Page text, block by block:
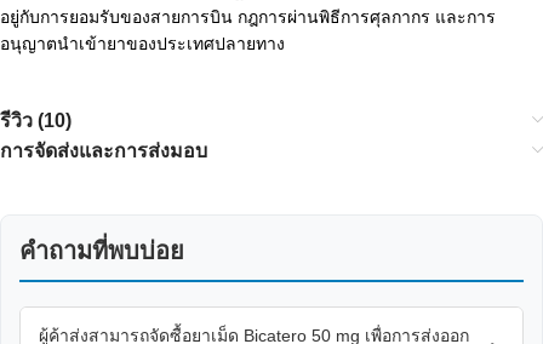
อยู่กับการยอมรับของสายการบิน กฎการผ่านพิธีการศุลกากร และการ
อนุญาตนำเข้ายาของประเทศปลายทาง
รีวิว (10)
การจัดส่งและการส่งมอบ
คำถามที่พบบ่อย
ผู้ค้าส่งสามารถจัดซื้อยาเม็ด Bicatero 50 mg เพื่อการส่งออก